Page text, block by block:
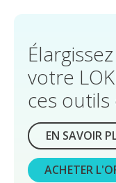
votre
ces outils
EN SAVOIR
ACHETER